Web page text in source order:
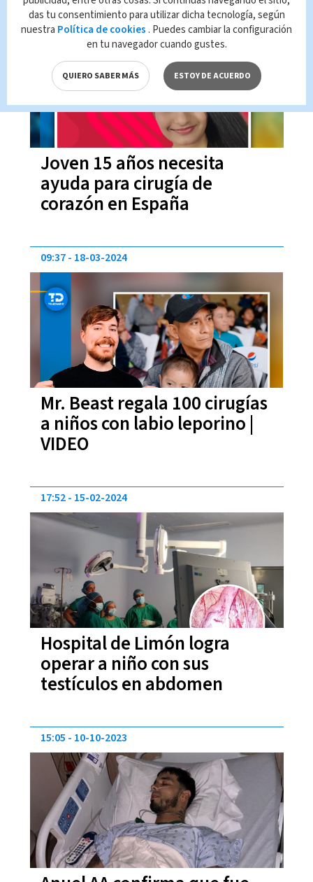
Joven 15 años necesita
ayuda para cirugía de
corazón en España
19:34 20-04-2024
Mr. Beast regala 100 cirugías
a niños con labio leporino |
VIDEO
09:37 18-03-2024
Hospital de Limón logra
operar a niño con sus
testículos en abdomen
17:52 15-02-2024
15:05 10-10-2023
das tu consentimiento para utilizar dicha tecnología, según
nuestra Política de cookies . Puedes cambiar la configuración
en tu navegador cuando gustes.
QUIERO SABER MÁS ESTOY DE ACUERDO